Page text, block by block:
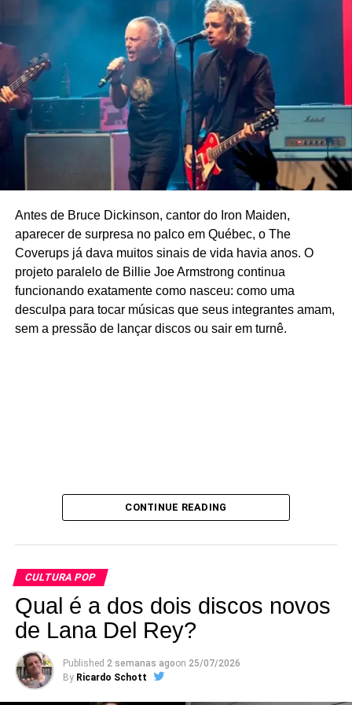
“Viva hate”, estreia de Morrissey, faz aniversário
hoje
DON'T MISS
O especial renegado de Paul McCartney em 1973
Ricardo Schott
colaborador do POP FANTASMA.
Antes de Bruce Dickinson, cantor do Iron Maiden,
aparecer de surpresa no palco em Québec, o The
Coverups já dava muitos sinais de vida havia anos. O
projeto paralelo de Billie Joe Armstrong continua
funcionando exatamente como nasceu: como uma
desculpa para tocar músicas que seus integrantes amam,
sem a pressão de lançar discos ou sair em turnê.
CONTINUE READING
CULTURA POP
Qual é a dos dois discos novos
de Lana Del Rey?
Published 2 semanas agoon 25/07/2026
By Ricardo Schott